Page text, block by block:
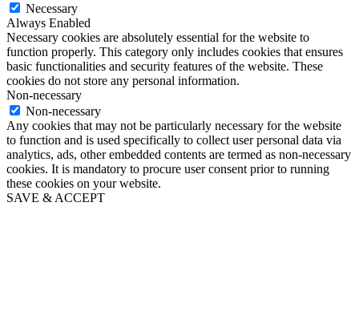
Necessary
Always Enabled
Necessary cookies are absolutely essential for the website to
function properly. This category only includes cookies that ensures
basic functionalities and security features of the website. These
cookies do not store any personal information.
Non-necessary
Non-necessary
Any cookies that may not be particularly necessary for the website
to function and is used specifically to collect user personal data via
analytics, ads, other embedded contents are termed as non-necessary
cookies. It is mandatory to procure user consent prior to running
these cookies on your website.
SAVE & ACCEPT